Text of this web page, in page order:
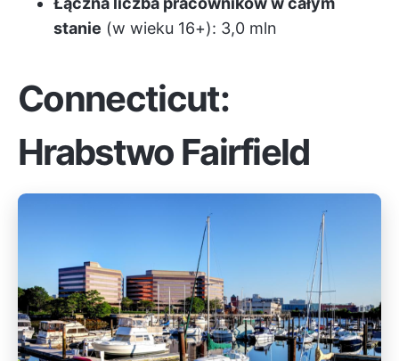
stanie (w wieku 16+): 3,0 mln
Connecticut:
Hrabstwo Fairfield